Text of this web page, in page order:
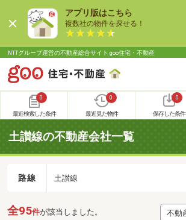
アプリ版はこちら
複数社の物件を探せる！
NTTグループ運営の不動産総合サイト goo住宅・不動産
0
最近検索した条件
0
最近見た物件
0
保存した条件
土讃線の不動産会社一覧
路線 土讃線
全95件が該当しました。